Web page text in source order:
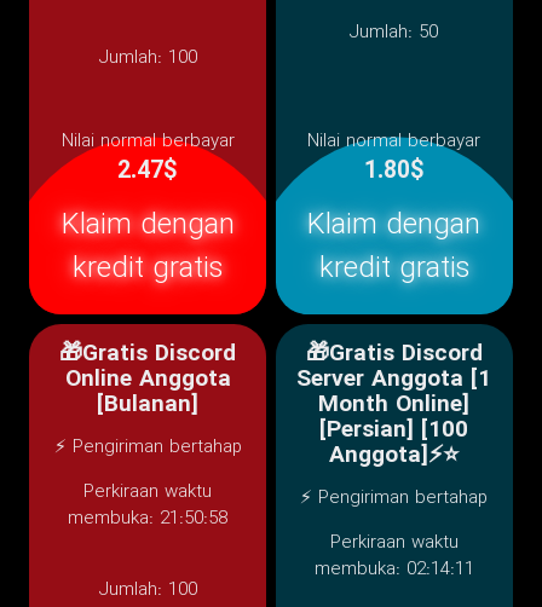
Jumlah: 100
Nilai normal berbayar
2.47$
Klaim dengan
kredit gratis
Jumlah: 50
Nilai normal berbayar
1.80$
Klaim dengan
kredit gratis
🎁Gratis Discord
Online Anggota
[Bulanan]
⚡ Pengiriman bertahap
Perkiraan waktu
membuka: 21:50:58
Jumlah: 100
🎁Gratis Discord
Server Anggota [1
Month Online]
[Persian] [100
Anggota]⚡️⭐
⚡ Pengiriman bertahap
Perkiraan waktu
membuka: 02:14:11